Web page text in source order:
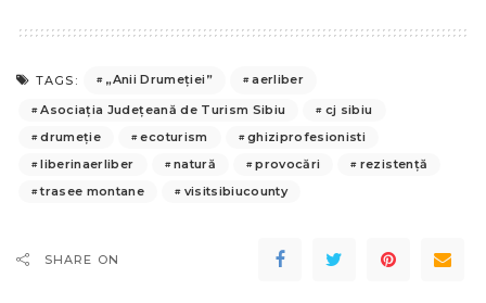
TAGS: „Anii Drumeției”
aerliber
Asociația Județeană de Turism Sibiu
cj sibiu
drumeție
ecoturism
ghiziprofesionisti
liberinaerliber
natură provocări
rezistență
trasee montane
visitsibiucounty
SHARE ON